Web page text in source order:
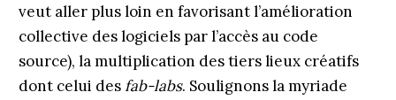
veut aller plus loin en favorisant l’amélioration
collective des logiciels par l’accès au code
source), la multiplication des tiers lieux créatifs
dont celui des fab-labs. Soulignons la myriade